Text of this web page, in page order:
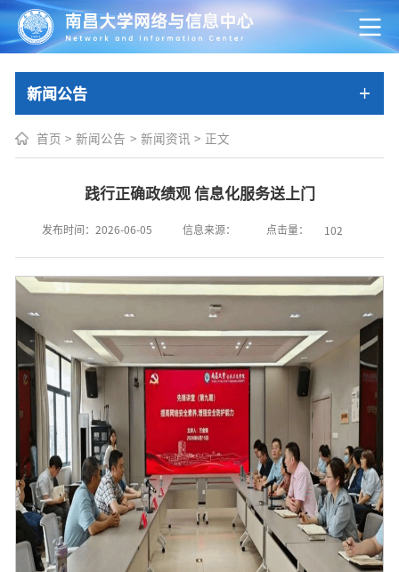
新闻公告
首页 > 新闻公告 > 新闻资讯 > 正文
践行正确政绩观 信息化服务送上门
发布时间：2026-06-05 信息来源： 点击量： 102